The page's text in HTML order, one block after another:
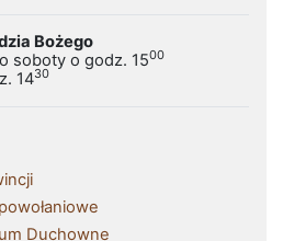
Bożego
soboty o godz. 1500
1430
Duchowne